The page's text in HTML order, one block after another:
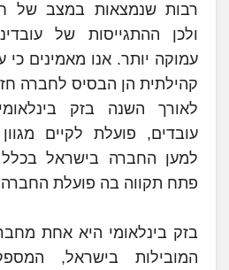
רבות שנמצאות במצב של
ולכן ההתגייסות של
עמוקה יותר. אנו מאמינים כי
קהילתית הן הבסיס לחברה
עובדים, פועלת לקיים
למען החברה בישראל בכלל
פתח תקווה בה פועלת
המובילות בישראל,